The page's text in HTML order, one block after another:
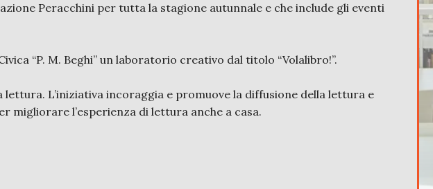
Peracchini per tutta la stagione autunnale e che include gli eventi
“P. M. Beghi” un laboratorio creativo dal titolo “Volalibro!”.
L’iniziativa incoraggia e promuove la diffusione della lettura e
l’esperienza di lettura anche a casa.